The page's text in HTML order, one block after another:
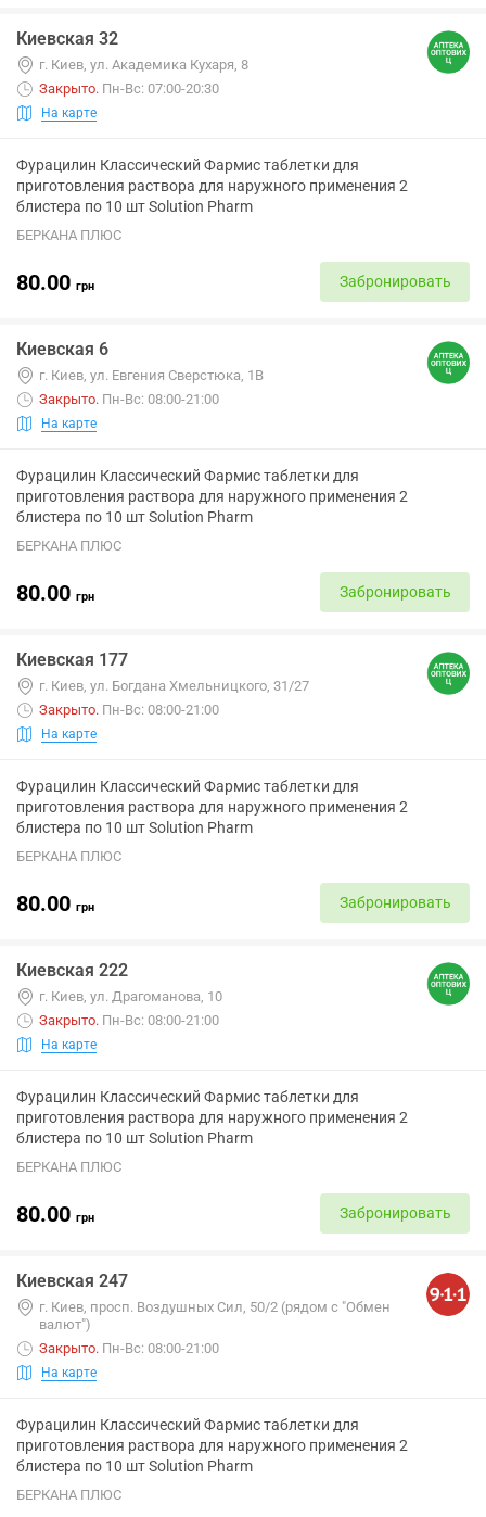
Киевская 32
г. Киев, ул. Академика Кухаря, 8
Закрыто. Пн-Вс: 07:00-20:30
На карте
Фурацилин Классический Фармис таблетки для
приготовления раствора для наружного применения 2
блистера по 10 шт Solution Pharm
БЕРКАНА ПЛЮС
80.00 грн Забронировать
Киевская 6
г. Киев, ул. Евгения Сверстюка, 1В
Закрыто. Пн-Вс: 08:00-21:00
На карте
Фурацилин Классический Фармис таблетки для
приготовления раствора для наружного применения 2
блистера по 10 шт Solution Pharm
БЕРКАНА ПЛЮС
80.00 грн Забронировать
Киевская 177
г. Киев, ул. Богдана Хмельницкого, 31/27
Закрыто. Пн-Вс: 08:00-21:00
На карте
Фурацилин Классический Фармис таблетки для
приготовления раствора для наружного применения 2
блистера по 10 шт Solution Pharm
БЕРКАНА ПЛЮС
80.00 грн Забронировать
Киевская 222
г. Киев, ул. Драгоманова, 10
Закрыто. Пн-Вс: 08:00-21:00
На карте
Фурацилин Классический Фармис таблетки для
приготовления раствора для наружного применения 2
блистера по 10 шт Solution Pharm
БЕРКАНА ПЛЮС
80.00 грн Забронировать
Киевская 247
г. Киев, просп. Воздушных Сил, 50/2 (рядом с "Обмен
валют")
Закрыто. Пн-Вс: 08:00-21:00
На карте
Фурацилин Классический Фармис таблетки для
приготовления раствора для наружного применения 2
блистера по 10 шт Solution Pharm
БЕРКАНА ПЛЮС